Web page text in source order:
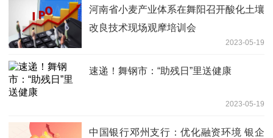
河南省小麦产业体系在舞阳召开酸化土壤
改良技术现场观摩培训会
2023-05-19
速递！舞钢市：“助残日”里送健康
2023-05-19
中国银行邓州支行：优化融资环境 银企